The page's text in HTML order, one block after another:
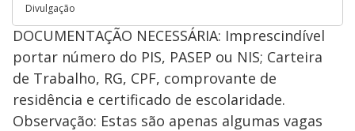
Divulgação
DOCUMENTAÇÃO NECESSÁRIA: Imprescindível
portar número do PIS, PASEP ou NIS; Carteira
de Trabalho, RG, CPF, comprovante de
residência e certificado de escolaridade.
Observação: Estas são apenas algumas vagas